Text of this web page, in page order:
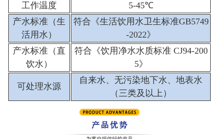
工作温度
5-45℃
产水标准（生
活用水）
符合《生活饮用水卫生标准GB5749
-2022》
产水标准（直
饮水）
符合《饮用净水水质标准 CJ94-200
5》
可处理水源
自来水、无污染地下水、地表水
（三类及以上）